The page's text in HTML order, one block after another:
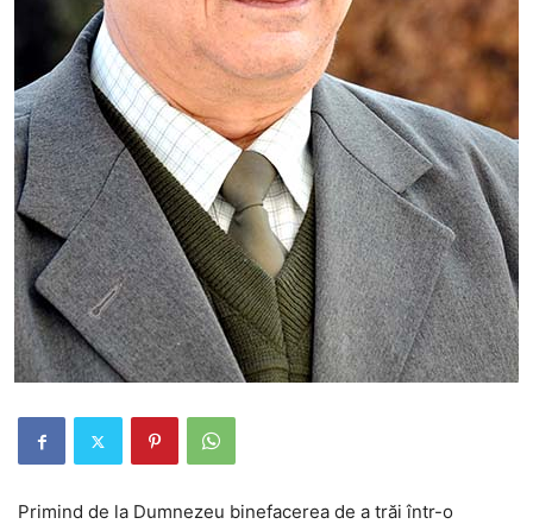
Primind de la Dumnezeu binefacerea de a trăi într-o